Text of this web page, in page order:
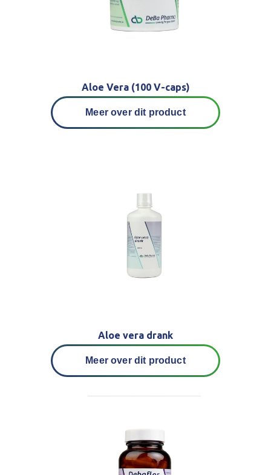
Aloe Vera (100 V-caps)
Meer over dit product
Aloe vera drank
Meer over dit product